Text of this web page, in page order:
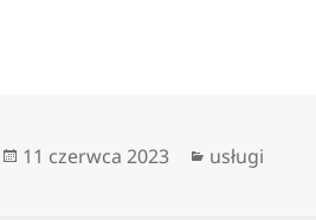
Data
11 czerwca 2023 Kategorie
usługi